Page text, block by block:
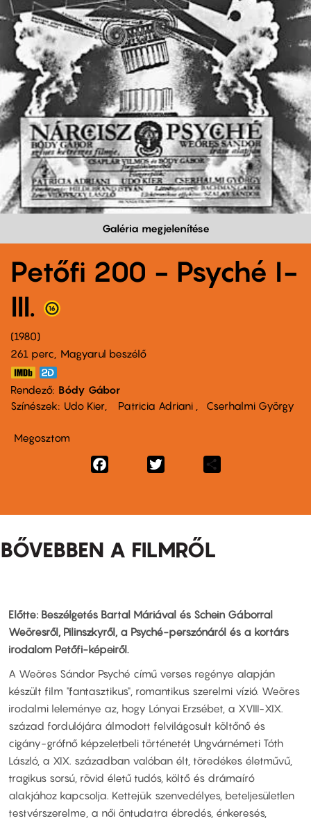
Galéria megjelenítése
Petőfi 200 - Psyché I-
III.
1980
261 perc,
Magyarul beszélő
Rendező Bódy Gábor
Színészek
Udo Kier Patricia Adriani Cserhalmi György
Megosztom
Facebook
BŐVEBBEN A FILMRŐL
Előtte: Beszélgetés Bartal Máriával és Schein Gáborral
Weöresről, Pilinszkyről, a Psyché-perszónáról és a kortárs
irodalom Petőfi-képeiről.
A Weöres Sándor Psyché című verses regénye alapján
készült film "fantasztikus", romantikus szerelmi vízió. Weöres
irodalmi leleménye az, hogy Lónyai Erzsébet, a XVIII-XIX.
század fordulójára álmodott felvilágosult költőnő és
cigány-grófnő képzeletbeli történetét Ungvárnémeti Tóth
László, a XIX. században valóban élt, töredékes életművű,
tragikus sorsú, rövid életű tudós, költő és drámaíró
alakjához kapcsolja. Kettejük szenvedélyes, beteljesületlen
testvérszerelme, a női öntudatra ébredés, énkeresés,